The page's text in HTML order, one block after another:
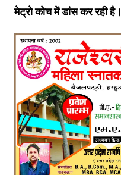
मेट्रो कोच में डांस कर रही है।